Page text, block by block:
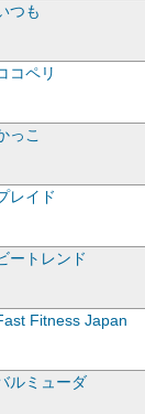
つも
コペリ
っこ
レイド
ートレンド
Fitness Japan
ルミューダ